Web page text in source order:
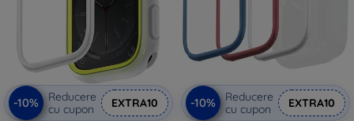
-10%
Reducere
cu cupon
EXTRA10 -10%
Reducere
cu cupon
EXTRA10